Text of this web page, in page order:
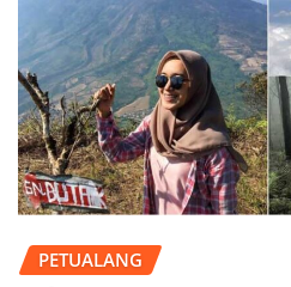
PETUALANG